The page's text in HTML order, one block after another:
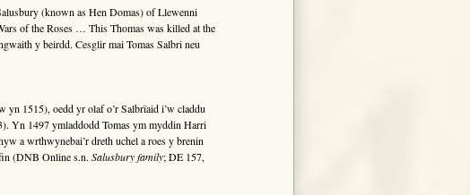
(known as Hen Domas) of Llewenni
of the Roses … This Thomas was killed at the
y beirdd. Cesglir mai Tomas Salbri neu
1515), oedd yr olaf o’r Salbrïaid i’w claddu
Yn 1497 ymladdodd Tomas ym myddin Harri
a wrthwynebai’r dreth uchel a roes y brenin
(DNB Online s.n. Salusbury family; DE 157,